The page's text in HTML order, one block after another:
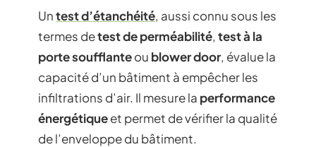
Untest d’étanchéité, aussi connu sous les
termes detest de perméabilité, test à la
porte soufflanteou blower door, évalue la
capacité d’un bâtiment à empêcher les
infiltrations d’air. Il mesure la performance
énergétiqueet permet de vérifier la qualité
de l’enveloppe du bâtiment.